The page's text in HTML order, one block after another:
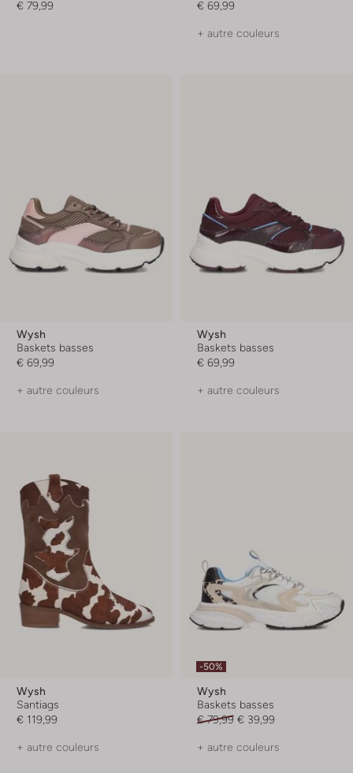
€ 79,99 € 69,99
+ autre couleurs
Wysh
Baskets basses
€ 69,99
+ autre couleurs
Wysh
Baskets basses
€ 69,99
+ autre couleurs
Wysh
Santiags
€ 119,99
+ autre couleurs
-50%
Wysh
Baskets basses
€ 79,99 € 39,99
+ autre couleurs